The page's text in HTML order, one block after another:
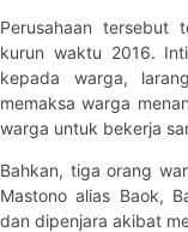
Perusahaan tersebut
kurun waktu 2016.
kepada warga,
memaksa warga
warga untuk bekerja
Bahkan, tiga orang
Mastono alias Baok,
dan dipenjara akibat